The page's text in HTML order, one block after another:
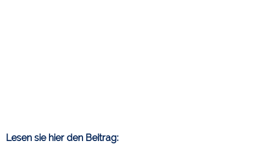
Lesen sie hier den Beitrag: